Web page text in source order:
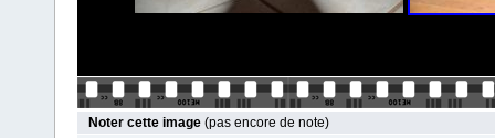
Noter cette image (pas encore de note)